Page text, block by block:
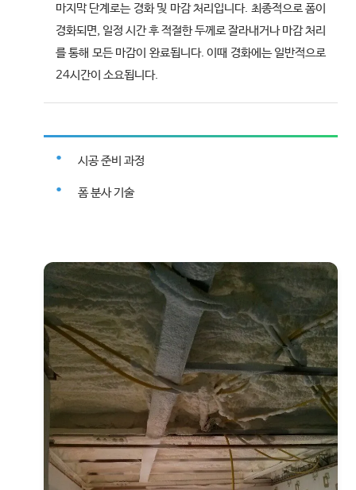
마지막 단계로는 경화 및 마감 처리입니다. 최종적으로 폼이
경화되면, 일정 시간 후 적절한 두께로 잘라내거나 마감 처리
를 통해 모든 마감이 완료됩니다. 이때 경화에는 일반적으로
24시간이 소요됩니다.
시공 준비 과정
폼 분사 기술